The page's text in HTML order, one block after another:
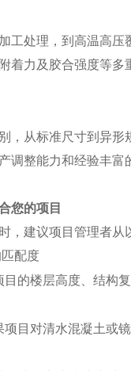
处理，到高温高压
着力及胶合强度等
从标准尺寸到异形
调整能力和经验丰
您的项目
，建议项目管理者从
配度
目的楼层高度、结构
目对清水混凝土或